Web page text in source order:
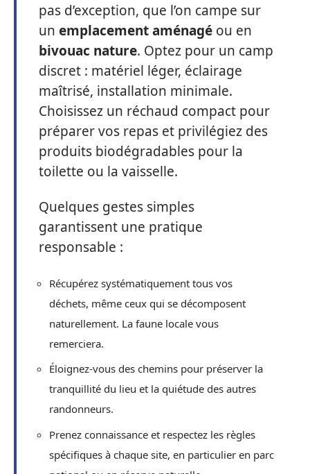
pas d’exception, que l’on campe sur
un emplacement aménagé ou en
bivouac nature. Optez pour un camp
discret : matériel léger, éclairage
maîtrisé, installation minimale.
Choisissez un réchaud compact pour
préparer vos repas et privilégiez des
produits biodégradables pour la
toilette ou la vaisselle.
Quelques gestes simples
garantissent une pratique
responsable :
Récupérez systématiquement tous vos
déchets, même ceux qui se décomposent
naturellement. La faune locale vous
remerciera.
Éloignez-vous des chemins pour préserver la
tranquillité du lieu et la quiétude des autres
randonneurs.
Prenez connaissance et respectez les règles
spécifiques à chaque site, en particulier en parc